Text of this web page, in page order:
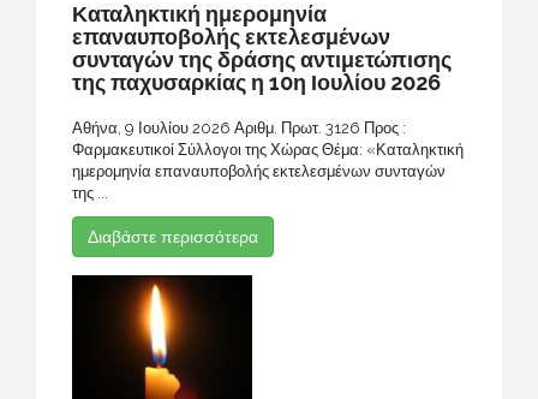
Καταληκτική ημερομηνία
επαναυποβολής εκτελεσμένων
συνταγών της δράσης αντιμετώπισης
της παχυσαρκίας η 10η Ιουλίου 2026
Αθήνα, 9 Ιουλίου 2026 Αριθμ. Πρωτ. 3126 Προς :
Φαρμακευτικοί Σύλλογοι της Χώρας Θέμα: «Καταληκτική
ημερομηνία επαναυποβολής εκτελεσμένων συνταγών
της ...
Διαβάστε περισσότερα